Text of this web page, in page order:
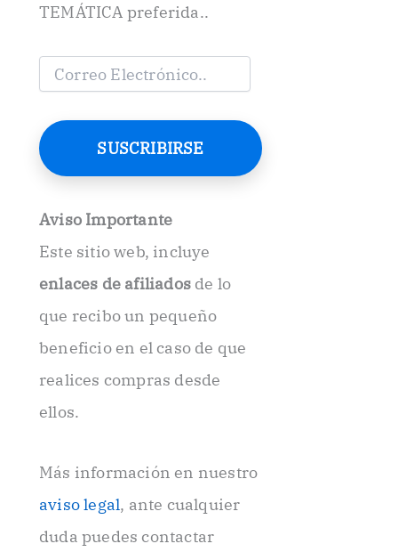
TEMÁTICA preferida..
C
e
o
E
c
t
r
ó
i
o
.
SUSCRIBIRSE
Aviso Importante
Este sitio web, incluye
enlaces de afiliados de lo
que recibo un pequeño
beneficio en el caso de que
realices compras desde
ellos.
Más información en nuestro
aviso legal, ante cualquier
duda puedes contactar